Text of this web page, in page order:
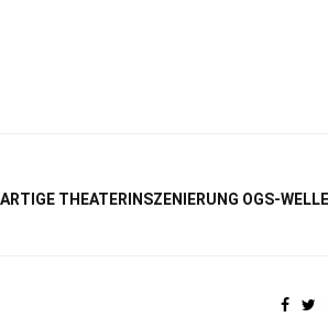
THEATERINSZENIERUNG OGS-